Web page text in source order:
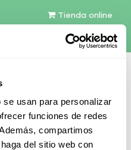
usan para personalizar
funciones de redes
compartimos
del sitio web con
Tienda online
Español